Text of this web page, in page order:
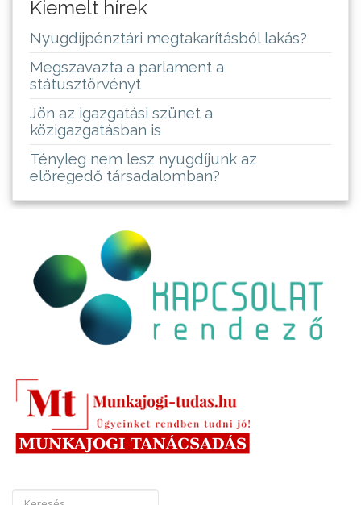
Kiemelt hírek
Nyugdíjpénztári megtakarításból lakás?
Megszavazta a parlament a
státusztörvényt
Jön az igazgatási szünet a
közigazgatásban is
Tényleg nem lesz nyugdíjunk az
elöregedő társadalomban?